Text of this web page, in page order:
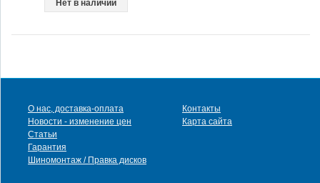
Нет в наличии
О нас, доставка-оплата
Новости - изменение цен
Статьи
Гарантия
Шиномонтаж / Правка дисков
Контакты
Карта сайта